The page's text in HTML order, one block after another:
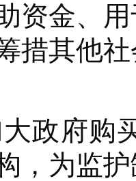
资金、
措其他
府购买
，为监